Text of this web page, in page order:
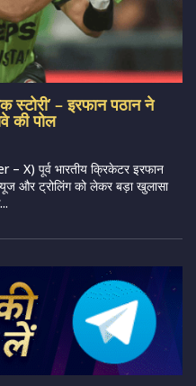
स्टोरी’ – इरफान पठान ने
की पोल
पूर्व भारतीय क्रिकेटर इरफान
और ट्रोलिंग को लेकर बड़ा खुलासा